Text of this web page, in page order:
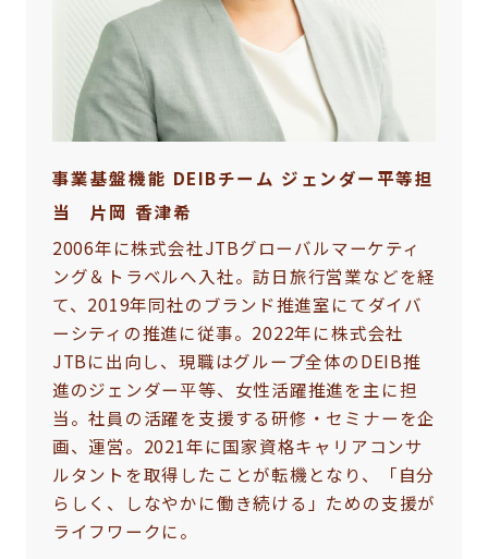
事業基盤機能 DEIBチーム ジェンダー平等担
当 片岡 香津希
2006年に株式会社JTBグローバルマーケティ
ング＆トラベルへ入社。訪日旅行営業などを経
て、2019年同社のブランド推進室にてダイバ
ーシティの推進に従事。2022年に株式会社
JTBに出向し、現職はグループ全体のDEIB推
進のジェンダー平等、女性活躍推進を主に担
当。社員の活躍を支援する研修・セミナーを企
画、運営。2021年に国家資格キャリアコンサ
ルタントを取得したことが転機となり、「自分
らしく、しなやかに働き続ける」ための支援が
ライフワークに。